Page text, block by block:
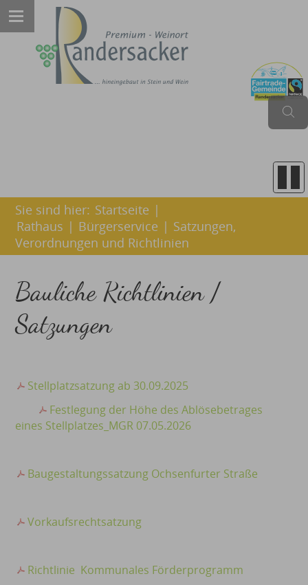
Sie sind hier: Startseite |
Rathaus | Bürgerservice | Satzungen,
Verordnungen und Richtlinien
Bauliche Richtlinien /
Satzungen
Stellplatzsatzung ab 30.09.2025
Festlegung der Höhe des Ablösebetrages
eines Stellplatzes_MGR 07.05.2026
Baugestaltungssatzung Ochsenfurter Straße
Vorkaufsrechtsatzung
Richtlinie Kommunales Förderprogramm